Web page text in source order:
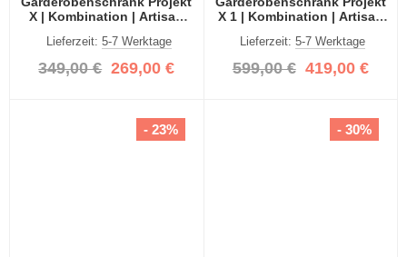
X | Kombination | Artisan
Lieferzeit: 5-7 Werktage
349,00 € 269,00 €
X 1 | Kombination | Artisan
Lieferzeit:5-7 Werktage
599,00 € 419,00 €
- 23% - 30%